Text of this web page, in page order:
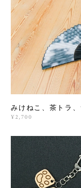
みけねこ、茶トラ
¥2,700